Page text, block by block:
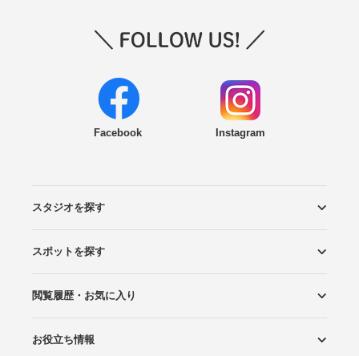
Facebook Instagram
スタジオを探す
エリアから探す
こだわりから探す
NEW PHOTO STYLE
プランから探す
フォトタイプ診断
フォトグラファーから探す
国内リゾートから探す
スポットを探す
ロケーションから探す
スタジオから探す
閲覧履歴・お気に入り
閲覧スタジオ
お気に入り
お役立ち情報